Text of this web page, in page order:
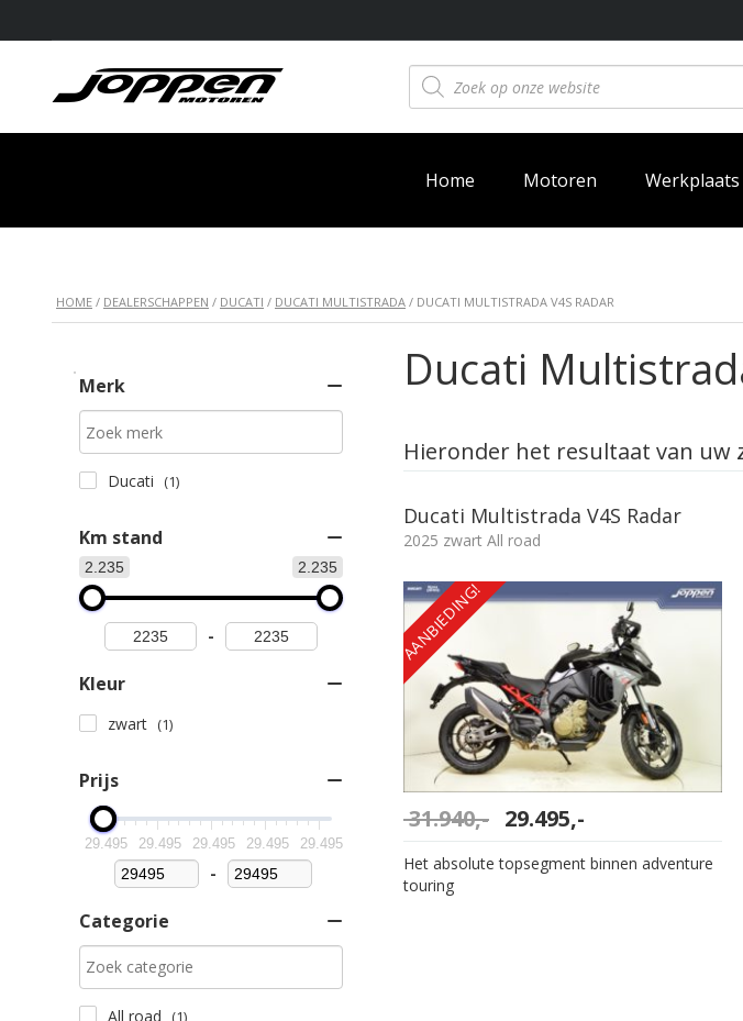
Producten
zoeken
Home Motoren Werkplaats
HOME / DEALERSCHAPPEN / DUCATI / DUCATI MULTISTRADA / DUCATI MULTISTRADA V4S RADAR
Ducati
Hieronder het resultaat van uw
Ducati Multistrada V4S Radar
2025 zwart All road
AANBIEDING!
31.940,- Oorspronkelijke
prijs
was:
31.940,-.
29.495,-
prijs
is:
Het absolute topsegment binnen adventure
touring
Merk
Ducati (1)
Km stand
2.235 2.235
-
Kleur
zwart (1)
Prijs
29.495 29.495 29.495 29.495 29.495
Minimum Price
-Maximum Price
Categorie
All road (1)